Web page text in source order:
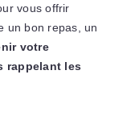
vous offrir
un bon repas, un
votre
rappelant les